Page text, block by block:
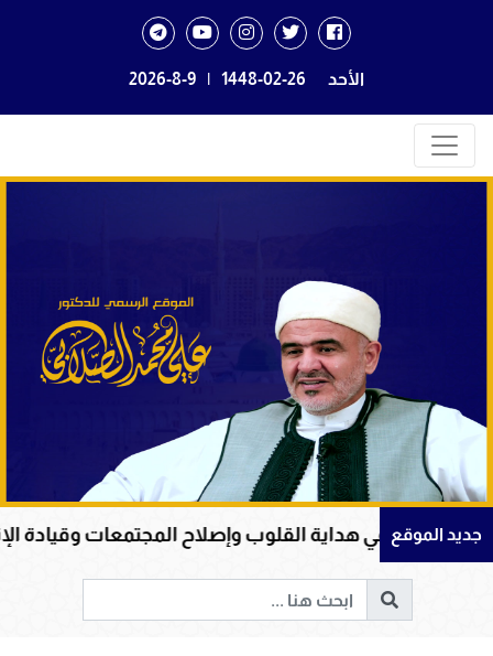
الأحد 1448-02-26
|
2026-8-9
جديد الموقع
في هداية القلوب وإصلاح المجتمعات وقيادة الإنسانية